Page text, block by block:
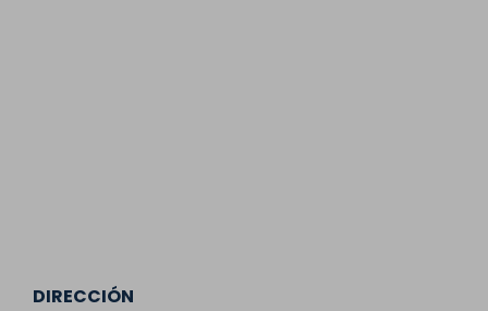
DIRECCIÓN